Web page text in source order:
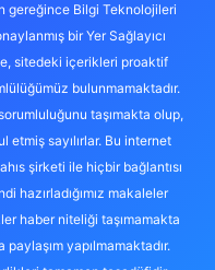
gereğince Bilgi Teknolojileri
bir Yer Sağlayıcı
sitedeki içerikleri proaktif
bulunmamaktadır.
taşımakta olup,
sayılırlar. Bu internet
şirketi ile hiçbir bağlantısı
hazırladığımız makaleler
haber niteliği taşımamakta
yapılmamaktadır.